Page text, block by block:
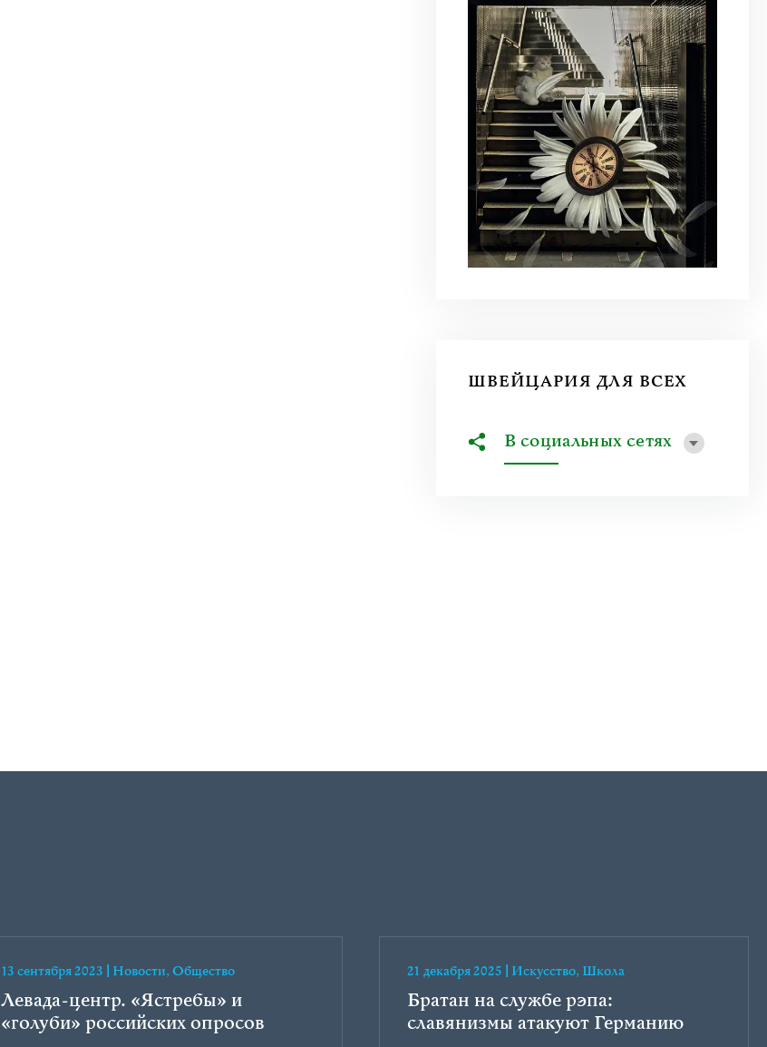
ШВЕЙЦАРИЯ ДЛЯ ВСЕХ
В социальных сетях
13 сентября 2023 Новости,Общество
Левада-центр. «Ястребы» и
«голуби» российских опросов
21 декабря 2025 Искусство, Школа
Братан на службе рэпа:
славянизмы атакуют Германию